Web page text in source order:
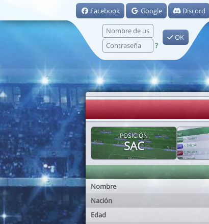
Facebook Google Discord
?
OK
POSICIÓN
SAC
Nombre
Nación
Edad